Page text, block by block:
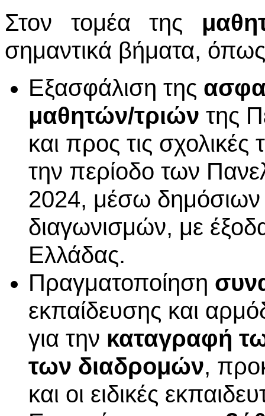
Στον τομέα της
σημαντικά βήματα,
Εξασφάλιση της
μαθητών/τριών της
και προς τις
την περίοδο των
2024, μέσω
διαγωνισμών, με
Ελλάδας.
Πραγματοποίηση
εκπαίδευσης και
για την καταγραφή
των διαδρομών,
και οι ειδικές